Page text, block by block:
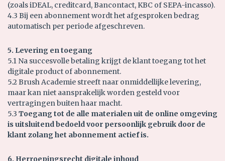
(zoals iDEAL, creditcard, Bancontact, KBC of SEPA-incasso).
4.3 Bij een abonnement wordt het afgesproken bedrag
automatisch per periode afgeschreven.
5. Levering en toegang
5.1 Na succesvolle betaling krijgt de klant toegang tot het
digitale product of abonnement.
5.2 Brush Academie streeft naar onmiddellijke levering,
maar kan niet aansprakelijk worden gesteld voor
vertragingen buiten haar macht.
5.3 Toegang tot de alle materialen uit de online omgeving
is uitsluitend bedoeld voor persoonlijk gebruik door de
klant zolang het abonnement actief is.